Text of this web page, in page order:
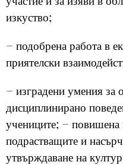
изкуство;
− подобрена работа в
приятелски
− изградени умения за
дисциплинирано
учениците; − повишена
подрастващите и
утвърждаване на